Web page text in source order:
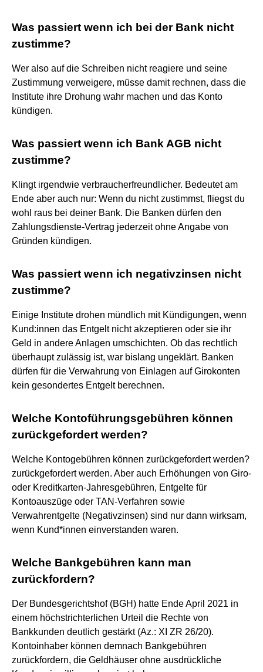
Was passiert wenn ich bei der Bank nicht
zustimme?
Wer also auf die Schreiben nicht reagiere und seine
Zustimmung verweigere, müsse damit rechnen, dass die
Institute ihre Drohung wahr machen und das Konto
kündigen.
Was passiert wenn ich Bank AGB nicht
zustimme?
Klingt irgendwie verbraucherfreundlicher. Bedeutet am
Ende aber auch nur: Wenn du nicht zustimmst, fliegst du
wohl raus bei deiner Bank. Die Banken dürfen den
Zahlungsdienste-Vertrag jederzeit ohne Angabe von
Gründen kündigen.
Was passiert wenn ich negativzinsen nicht
zustimme?
Einige Institute drohen mündlich mit Kündigungen, wenn
Kund:innen das Entgelt nicht akzeptieren oder sie ihr
Geld in andere Anlagen umschichten. Ob das rechtlich
überhaupt zulässig ist, war bislang ungeklärt. Banken
dürfen für die Verwahrung von Einlagen auf Girokonten
kein gesondertes Entgelt berechnen.
Welche Kontoführungsgebühren können
zurückgefordert werden?
Welche Kontogebühren können zurückgefordert werden?
zurückgefordert werden. Aber auch Erhöhungen von Giro-
oder Kreditkarten-Jahresgebühren, Entgelte für
Kontoauszüge oder TAN-Verfahren sowie
Verwahrentgelte (Negativzinsen) sind nur dann wirksam,
wenn Kund*innen einverstanden waren.
Welche Bankgebühren kann man
zurückfordern?
Der Bundesgerichtshof (BGH) hatte Ende April 2021 in
einem höchstrichterlichen Urteil die Rechte von
Bankkunden deutlich gestärkt (Az.: XI ZR 26/20).
Kontoinhaber können demnach Bankgebühren
zurückfordern, die Geldhäuser ohne ausdrückliche